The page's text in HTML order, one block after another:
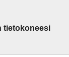
tietokoneesi